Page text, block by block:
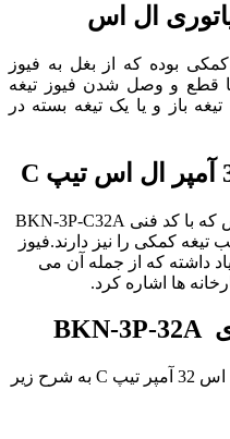
ال اس
بوده که از بغل به فیوز
قطع و وصل شدن فیوز تیغه
باز و یا یک تیغه بسته در
تیپ C
کمکی را نیز دارند.فیوز
داشته که از جمله آن می
ها اشاره کرد.
BKN-3P-32A
مشخصات کلید مینیاتوری سه پل ال اس 32 آمپر تیپ C به شرح زیر